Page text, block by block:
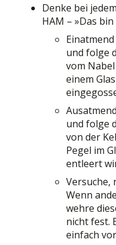
Denke bei
HAM – »Das
und folge
vom
einem
und folge
von der
Pegel im
entleert
Versuche,
Wenn
wehre
nicht fest.
einfach